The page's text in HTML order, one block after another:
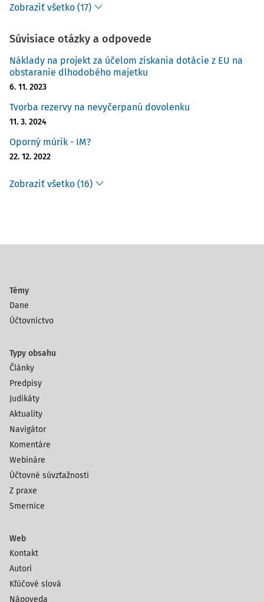
Zobraziť všetko (17)
Súvisiace otázky a odpovede
Náklady na projekt za účelom získania dotácie z EU na
obstaranie dlhodobého majetku
6. 11. 2023
Tvorba rezervy na nevyčerpanú dovolenku
11. 3. 2024
Oporný múrik - IM?
22. 12. 2022
Zobraziť všetko (16)
Témy
Dane
Účtovníctvo
Typy obsahu
Články
Predpisy
Judikáty
Aktuality
Navigátor
Komentáre
Webináre
Účtovné súvzťažnosti
Z praxe
Smernice
Web
Kontakt
Autori
Kľúčové slová
Nápoveda